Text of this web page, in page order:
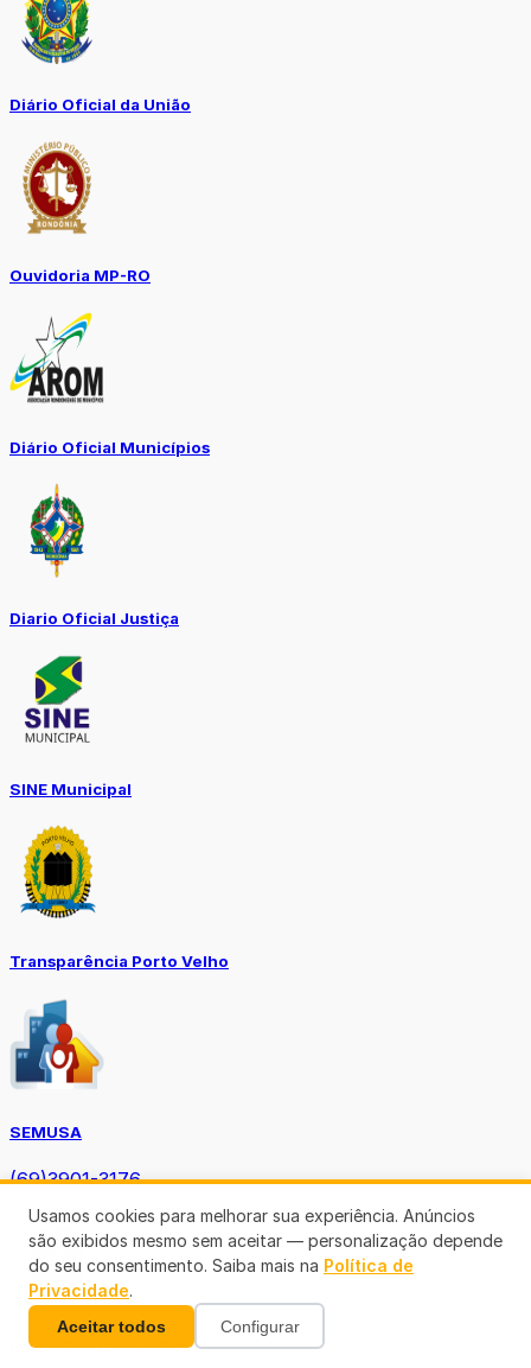
Diário Oficial da União
Ouvidoria MP-RO
Diário Oficial Municípios
Diario Oficial Justiça
SINE Municipal
Transparência Porto Velho
SEMUSA
(69)3901-3176
Diário Oficial TCE-RO
Usamos cookies para melhorar sua experiência. Anúncios
são exibidos mesmo sem aceitar — personalização depende
do seu consentimento. Saiba mais na Política de
Privacidade.
Aceitar todos Configurar